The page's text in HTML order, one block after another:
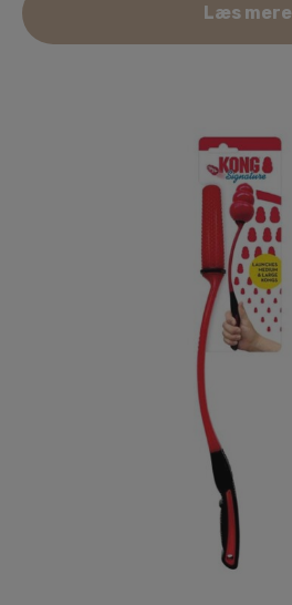
Læs mere